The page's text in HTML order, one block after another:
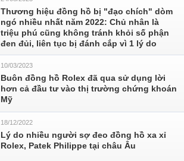
Thương hiệu đồng hồ bị "đạo chích" dòm
ngó nhiều nhất năm 2022: Chủ nhân là
triệu phú cũng không tránh khỏi số phận
đen đủi, liên tục bị đánh cắp vì 1 lý do
10/03/2023
Buôn đồng hồ Rolex đã qua sử dụng lời
hơn cả đầu tư vào thị trường chứng khoán
Mỹ
18/12/2022
Lý do nhiều người sợ đeo đồng hồ xa xỉ
Rolex, Patek Philippe tại châu Âu